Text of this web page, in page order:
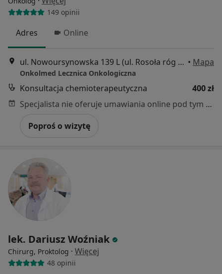
149 opinii
Adres Online
ul. Nowoursynowska 139 L (ul. Rosoła róg Płaskowickiej), Warszawa • Mapa
Onkolmed Lecznica Onkologiczna
Konsultacja chemioterapeutyczna
400 zł
Specjalista nie oferuje umawiania online pod tym adresem.
Poproś o wizytę
lek. Dariusz Woźniak
Chirurg, Proktolog · Więcej
48 opinii